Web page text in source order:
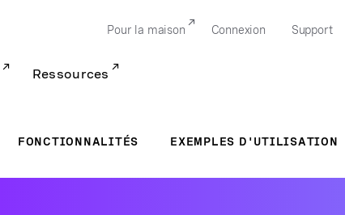
Ressources
Pour la maison Connexion Support
FONCTIONNALITÉS EXEMPLES D'UTILISATION